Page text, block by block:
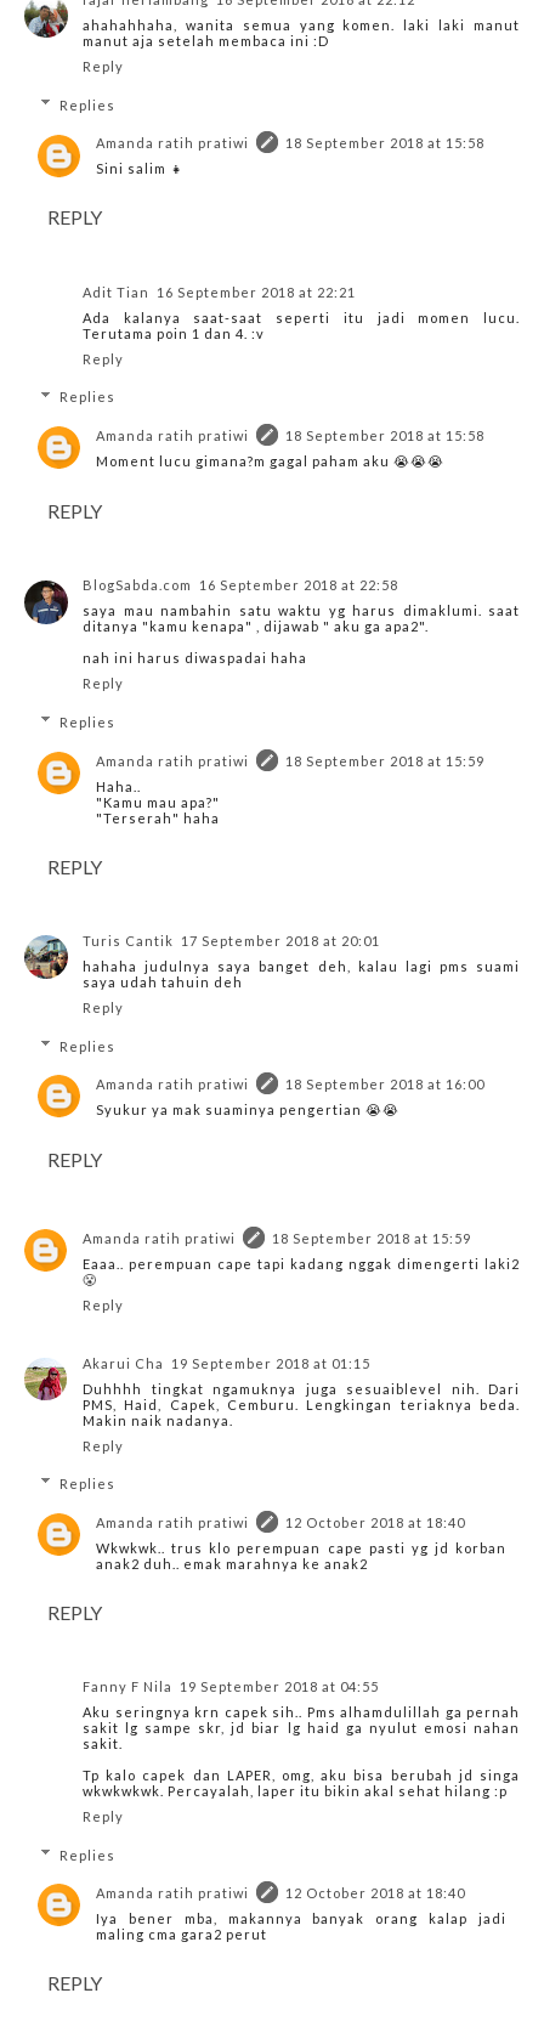
ahahahhaha, wanita semua yang komen. laki laki manut
manut aja setelah membaca ini :D
Reply
Replies
Amanda ratih pratiwi
18 September 2018 at 15:58
Sini salim 👧
REPLY
Adit Tian
16 September 2018 at 22:21
Ada kalanya saat-saat seperti itu jadi momen lucu.
Terutama poin 1 dan 4. :v
Reply
Replies
Amanda ratih pratiwi
18 September 2018 at 15:58
Moment lucu gimana?m gagal paham aku 😭😭😭
REPLY
BlogSabda.com
16 September 2018 at 22:58
saya mau nambahin satu waktu yg harus dimaklumi. saat
ditanya "kamu kenapa" , dijawab " aku ga apa2".
nah ini harus diwaspadai haha
Reply
Replies
Amanda ratih pratiwi
18 September 2018 at 15:59
Haha..
"Kamu mau apa?"
"Terserah" haha
REPLY
Turis Cantik
17 September 2018 at 20:01
hahaha judulnya saya banget deh, kalau lagi pms suami
saya udah tahuin deh
Reply
Replies
Amanda ratih pratiwi
18 September 2018 at 16:00
Syukur ya mak suaminya pengertian 😭😭
REPLY
Amanda ratih pratiwi
18 September 2018 at 15:59
Eaaa.. perempuan cape tapi kadang nggak dimengerti laki2
😤
Reply
Akarui Cha
19 September 2018 at 01:15
Duhhhh tingkat ngamuknya juga sesuaiblevel nih. Dari
PMS, Haid, Capek, Cemburu. Lengkingan teriaknya beda.
Makin naik nadanya.
Reply
Replies
Amanda ratih pratiwi
12 October 2018 at 18:40
Wkwkwk.. trus klo perempuan cape pasti yg jd korban
anak2 duh.. emak marahnya ke anak2
REPLY
Fanny F Nila
19 September 2018 at 04:55
Aku seringnya krn capek sih.. Pms alhamdulillah ga pernah
sakit lg sampe skr, jd biar lg haid ga nyulut emosi nahan
sakit.
Tp kalo capek dan LAPER, omg, aku bisa berubah jd singa
wkwkwkwk. Percayalah, laper itu bikin akal sehat hilang :p
Reply
Replies
Amanda ratih pratiwi
12 October 2018 at 18:40
Iya bener mba, makannya banyak orang kalap jadi
maling cma gara2 perut
REPLY